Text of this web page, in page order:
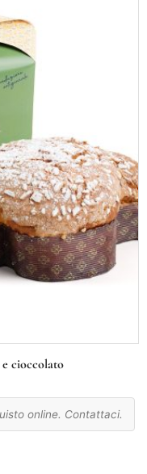
cioccolato
online. Contattaci.